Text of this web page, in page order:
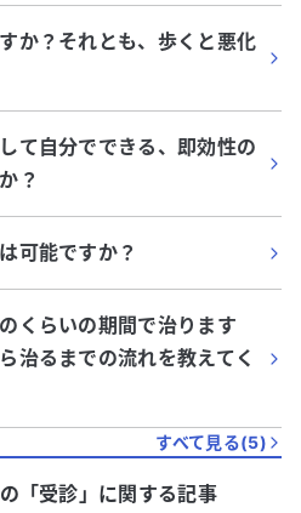
か？それとも、歩くと悪化
て自分でできる、即効性の
？
可能ですか？
くらいの期間で治ります
治るまでの流れを教えてく
すべて見る(5)
の「受診 」に関する記事